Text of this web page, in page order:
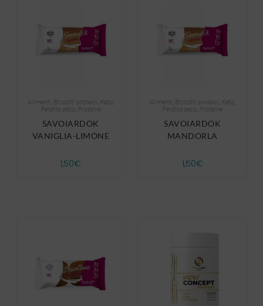
Alimenti , Biscotti proteici , Keto,
Perdita peso, Proteine
SAVOIARDOK
VANIGLIA-LIMONE
1,50€
Alimenti, Biscotti proteici, Keto,
Perdita peso, Proteine
SAVOIARDOK
MANDORLA
1,50€